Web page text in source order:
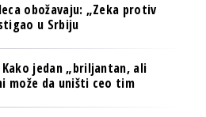
obožavaju: „Zeka protiv
u Srbiju
jedan „briljantan, ali
može da uništi ceo tim